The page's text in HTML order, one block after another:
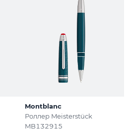
Montblanc
Роллер Meisterstück
MB132915